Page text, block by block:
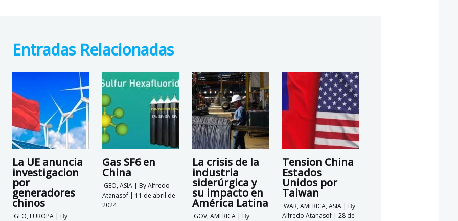
b
o
o
k
a
m
s
A
p
p
o
k.
m
Entradas Relacionadas
La UE anuncia
investigacion
por
generadores
chinos
.GEO, EUROPA | By
Gas SF6 en
China
.GEO,ASIA | ByAlfredo
Atanasof
11 de abril de
2024
La crisis de la
industria
siderúrgica y
su impacto en
América Latina
.GOV,AMERICA | By
Tension China
Estados
Unidos por
Taiwan
.WAR,AMERICA,ASIA | By
Alfredo Atanasof
|28 de